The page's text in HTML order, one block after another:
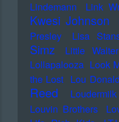
Lindemann
Link
Kwesi Johnson
Presley
Lisa
Simz
Little Walter
Lollapalooza Look
the Lost Lou
Reed
Loudermilk
Louvin Brothers